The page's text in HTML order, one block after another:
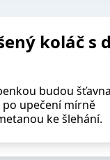
koláč s
budou
po upečení mírně
ke šlehání.